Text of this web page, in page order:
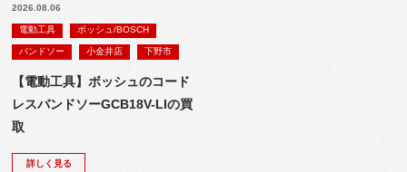
2026.08.06
電動工具 ボッシュ/BOSCH
バンドソー 小金井店 下野市
【電動工具】ボッシュのコード
レスバンドソーGCB18V-LIの買
取
詳しく見る